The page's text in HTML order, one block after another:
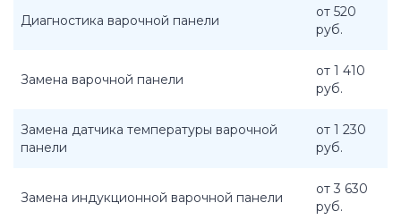
Диагностика варочной панели
от 520
руб.
Замена варочной панели
от 1 410
руб.
Замена датчика температуры варочной
панели
от 1 230
руб.
Замена индукционной варочной панели
от 3 630
руб.